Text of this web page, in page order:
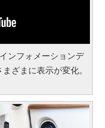
ンフォメーションデ
ざまに表示が変化。